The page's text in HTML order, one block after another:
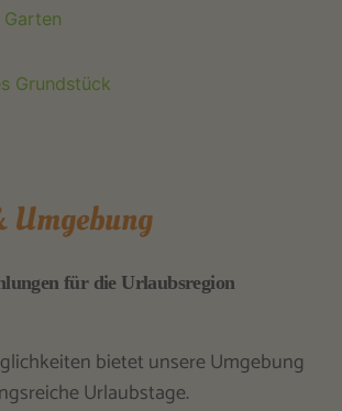
Umgebung
für die Urlaubsregion
bietet unsere Umgebung
Urlaubstage.